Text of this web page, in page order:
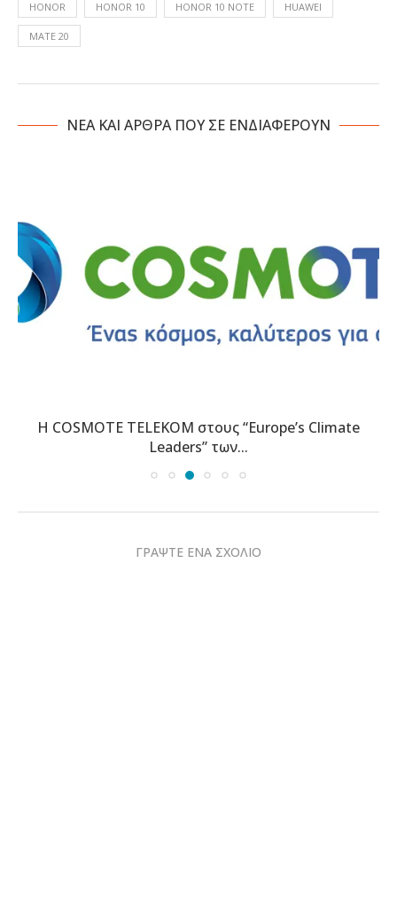
HONOR HONOR 10 HONOR 10 NOTE HUAWEI
MATE 20
NΕΑ ΚΑΙ ΑΡΘΡΑ ΠΟΥ ΣΕ ΕΝΔΙΑΦΕΡΟΥΝ
Η COSMOTE TELEKOM στους “Europe’s Climate
Leaders” των...
ΓΡΑΨΤΕ ΕΝΑ ΣΧΟΛΙΟ